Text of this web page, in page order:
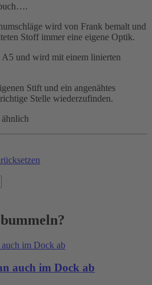
wird von Frank bemalt und
Stoff immer eine eigene Optik.
und wird mit einem linierten
Stift und ein angenähtes
Stelle wiederzufinden.
auch im Dock ab